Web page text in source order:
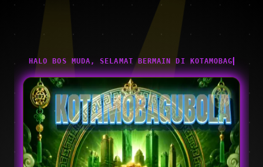
HALO BOS MUDA, SELAMAT BERMAIN DI KOTAMOBAGUBOLA